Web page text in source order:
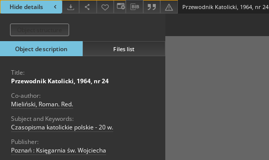
Hide details Przewodnik Katolicki, 1964, nr 24
Object description Files list
Title:
Przewodnik Katolicki, 1964, nr 24
Co-author:
Mieliński, Roman. Red.
Subject and Keywords:
Czasopisma katolickie polskie - 20 w.
Publisher:
Poznań : Księgarnia św. Wojciecha